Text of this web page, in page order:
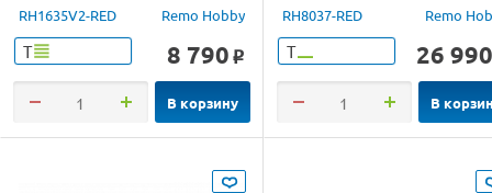
RTR
RH1635V2-RED Remo Hobby
Т 8 790 o
В корзину
красный 4WD 2.4G 1/8 RTR
RH8037-RED Remo
Т 26 990
В